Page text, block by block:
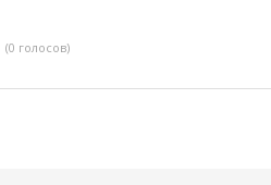
(0 голосов)